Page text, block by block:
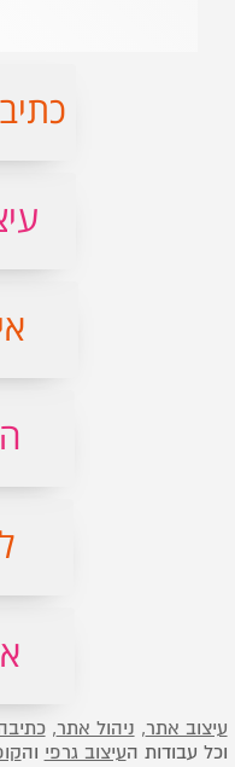
עיצוב אתר, ניהול אתר,
וכל עבודות העיצוב גרפי וה